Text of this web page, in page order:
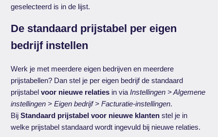
geselecteerd is in de lijst.
De standaard prijstabel per eigen
bedrijf instellen
Werk je met meerdere eigen bedrijven en meerdere
prijstabellen? Dan stel je per eigen bedrijf de standaard
prijstabelvoor nieuwe relaties in viaInstellingen > Algemene
instellingen > Eigen bedrijf > Facturatie-instellingen.
BijStandaard prijstabel voor nieuwe klanten stel je in
welke prijstabel standaard wordt ingevuld bij nieuwe relaties.